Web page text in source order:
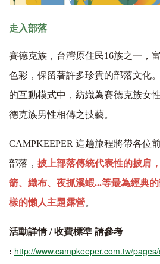
走入部落
賽德克族，台灣原住民16族之一，
色彩，保留著許多珍貴的部落文化
的互動模式中，紡織為賽德克族女
德克族男性相傳之技藝。
CAMPKEEPER 這趟旅程將帶各位
部落， 披上部落傳統代表性的披肩
箭、織布、夜抓溪蝦...等最為經典
樣的懶人主題露營。
活動詳情 / 收費標準 請參考
: http://www.campkeeper.com.tw/